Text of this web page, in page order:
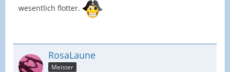
wesentlich flotter.
RosaLaune
Meister